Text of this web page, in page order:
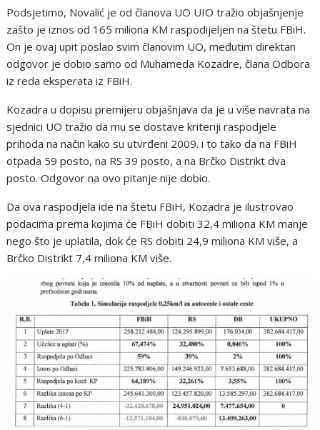
Podsjetimo, Novalić je od članova UO UIO tražio objašnjenje
zašto je iznos od 165 miliona KM raspodijeljen na štetu FBiH.
On je ovaj upit poslao svim članovim UO, međutim direktan
odgovor je dobio samo od Muhameda Kozadre, člana Odbora
iz reda eksperata iz FBiH.
Kozadra u dopisu premijeru objašnjava da je u više navrata na
sjednici UO tražio da mu se dostave kriteriji raspodjele
prihoda na način kako su utvrđeni 2009. i to tako da na FBiH
otpada 59 posto, na RS 39 posto, a na Brčko Distrikt dva
posto. Odgovor na ovo pitanje nije dobio.
Da ova raspodjela ide na štetu FBiH, Kozadra je ilustrovao
podacima prema kojima će FBiH dobiti 32,4 miliona KM manje
nego što je uplatila, dok će RS dobiti 24,9 miliona KM više, a
Brčko Distrikt 7,4 miliona KM više.